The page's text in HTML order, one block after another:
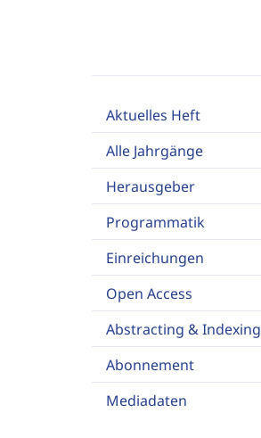
Aktuelles Heft
Alle Jahrgänge
Herausgeber
Programmatik
Einreichungen
Open Access
Abstracting & Indexing
Abonnement
Mediadaten